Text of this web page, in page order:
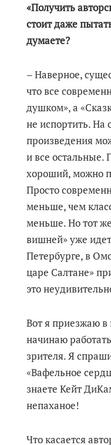
«Получить
стоит даже
думаете?
– Наверное,
что все
душком», а
не испортить. На
произведения
и все остальные.
хороший, можно
Просто
меньше, чем
меньше. Но тот
вишней» уже
Петербурге, в
царе Салтане»
это
Вот я приезжаю в
начинаю
зрителя. Я
«Вафельное
знаете Кейт
непаханое!
Что касается